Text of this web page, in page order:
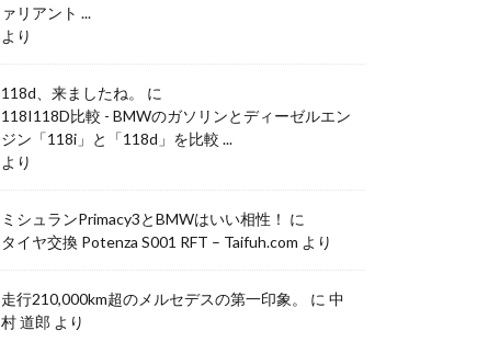
ァリアント ...
より
118d、来ましたね。
に
118I118D比較 - BMWのガソリンとディーゼルエン
ジン「118i」と「118d」を比較 ...
より
ミシュランPrimacy3とBMWはいい相性！ に
タイヤ交換 Potenza S001 RFT – Taifuh.com より
走行210,000km超のメルセデスの第一印象。 に 中
村 道郎 より